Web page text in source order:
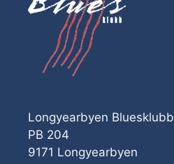
Longyearbyen Bluesklubb
PB 204
9171 Longyearbyen